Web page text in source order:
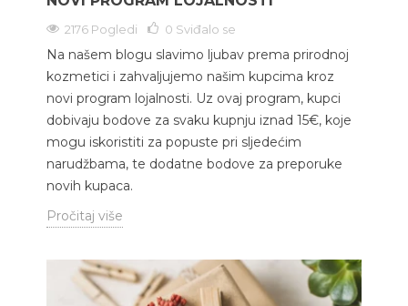
2176 Pogledi 0 Sviđalo se
Na našem blogu slavimo ljubav prema prirodnoj
kozmetici i zahvaljujemo našim kupcima kroz
novi program lojalnosti. Uz ovaj program, kupci
dobivaju bodove za svaku kupnju iznad 15€, koje
mogu iskoristiti za popuste pri sljedećim
narudžbama, te dodatne bodove za preporuke
novih kupaca.
Pročitaj više